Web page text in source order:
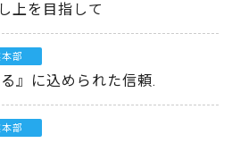
上を目指して
部
』に込められた信頼.
部